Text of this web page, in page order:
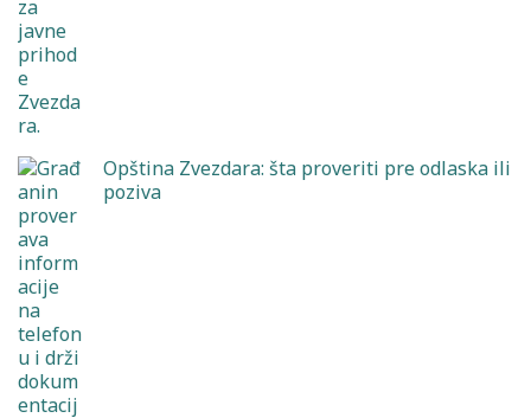
Opština Zvezdara: šta proveriti pre odlaska ili
poziva